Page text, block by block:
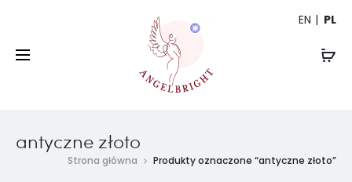
EN PL
antyczne złoto
Strona główna Produkty oznaczone “antyczne złoto”